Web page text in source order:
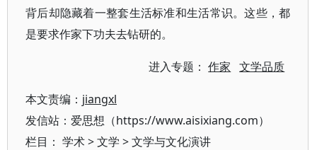
背后却隐藏着一整套生活标准和生活常识。这些，都
是要求作家下功夫去钻研的。
进入专题：作家 文学品质
本文责编： jiangxl
发信站：爱思想（https://www.aisixiang.com）
栏目： 学术>文学 >文学与文化演讲